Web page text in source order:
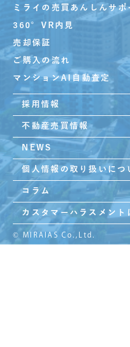
ミライの売買あんしんサポ
360°VR内見
売却保証
ご購入の流れ
マンションAI自動査定
採用情報
不動産売買情報
NEWS
個人情報の取り扱いにつ
コラム
カスタマーハラスメント
© MIRAIAS Co.,Ltd.